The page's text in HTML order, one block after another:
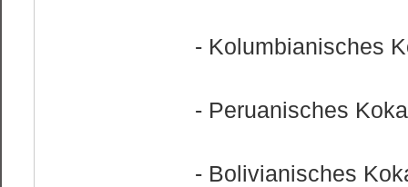
- Kolumbianisches
- Peruanisches
- Bolivianisches